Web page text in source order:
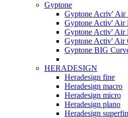
Gyptone
Gyptone Acriv' Air
Gyptone Activ' Air
Gyptone Activ' Air
Gyptone Activ' Air
Gyptone BIG
HERADESIGN
Heradesign fine
Heradesign macro
Heradesign micro
Heradesign plano
Heradesign